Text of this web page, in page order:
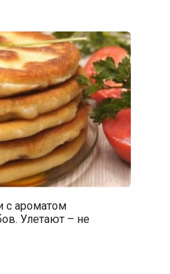
ароматом
Улетают – не